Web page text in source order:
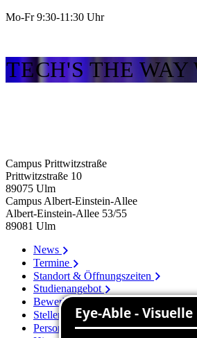
Mo-Fr 9:30-11:30 Uhr
TECH'S THE WAY
Campus Prittwitzstraße
Prittwitzstraße 10
89075 Ulm
Campus Albert-Einstein-Allee
Albert-Einstein-Allee 53/​55
89081 Ulm
News
Termine
Standort & Öffnungszeiten
Studienangebot
Bewerbung
Stellenangebote
Personenverzeichnis